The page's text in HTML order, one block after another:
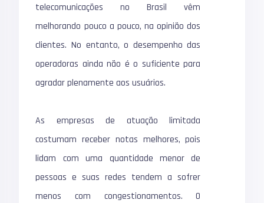
telecomunicações no Brasil vêm
melhorando pouco a pouco, na opinião dos
clientes. No entanto, o desempenho das
operadoras ainda não é o suficiente para
agradar plenamente aos usuários.
As empresas de atuação limitada
costumam receber notas melhores, pois
lidam com uma quantidade menor de
pessoas e suas redes tendem a sofrer
menos com congestionamentos. O